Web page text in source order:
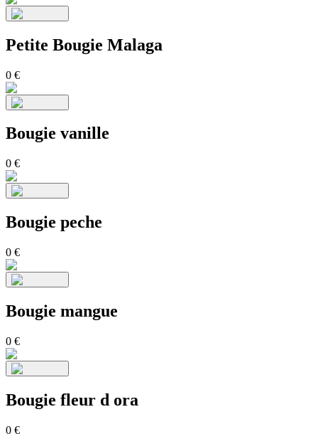
Petite Bougie Malaga
0 €
Bougie vanille
0 €
Bougie peche
0 €
Bougie mangue
0 €
Bougie fleur d ora
0 €